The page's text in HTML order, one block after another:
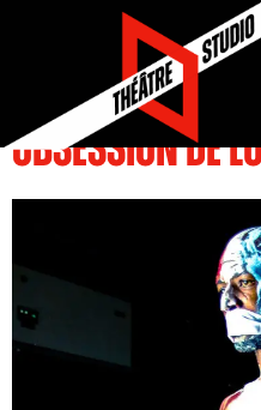
Saison :
Obsession de